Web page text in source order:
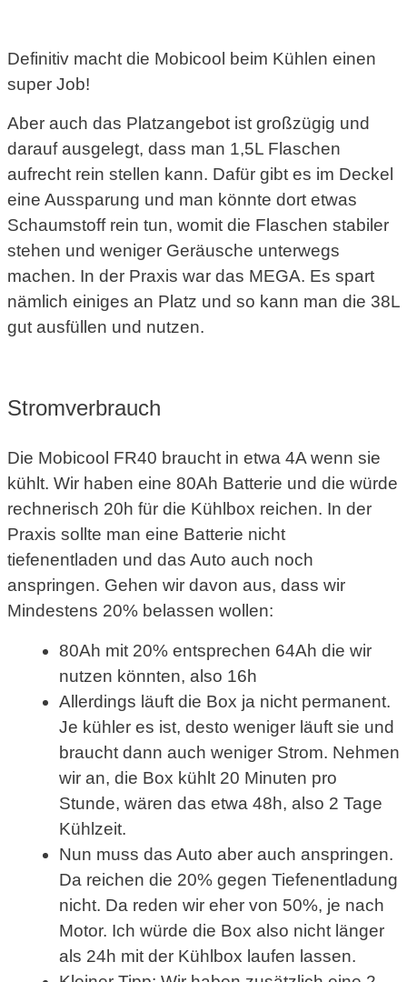
Definitiv macht die Mobicool beim Kühlen einen
super Job!
Aber auch das Platzangebot ist großzügig und
darauf ausgelegt, dass man 1,5L Flaschen
aufrecht rein stellen kann. Dafür gibt es im Deckel
eine Aussparung und man könnte dort etwas
Schaumstoff rein tun, womit die Flaschen stabiler
stehen und weniger Geräusche unterwegs
machen. In der Praxis war das MEGA. Es spart
nämlich einiges an Platz und so kann man die 38L
gut ausfüllen und nutzen.
Stromverbrauch
Die Mobicool FR40 braucht in etwa 4A wenn sie
kühlt. Wir haben eine 80Ah Batterie und die würde
rechnerisch 20h für die Kühlbox reichen. In der
Praxis sollte man eine Batterie nicht
tiefenentladen und das Auto auch noch
anspringen. Gehen wir davon aus, dass wir
Mindestens 20% belassen wollen:
80Ah mit 20% entsprechen 64Ah die wir
nutzen könnten, also 16h
Allerdings läuft die Box ja nicht permanent.
Je kühler es ist, desto weniger läuft sie und
braucht dann auch weniger Strom. Nehmen
wir an, die Box kühlt 20 Minuten pro
Stunde, wären das etwa 48h, also 2 Tage
Kühlzeit.
Nun muss das Auto aber auch anspringen.
Da reichen die 20% gegen Tiefenentladung
nicht. Da reden wir eher von 50%, je nach
Motor. Ich würde die Box also nicht länger
als 24h mit der Kühlbox laufen lassen.